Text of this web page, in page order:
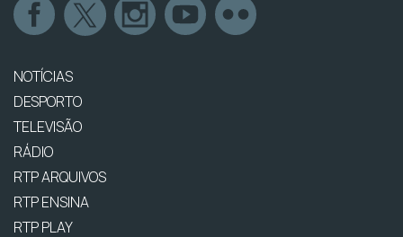
NOTÍCIAS
DESPORTO
TELEVISÃO
RÁDIO
RTP ARQUIVOS
RTP ENSINA
RTP PLAY